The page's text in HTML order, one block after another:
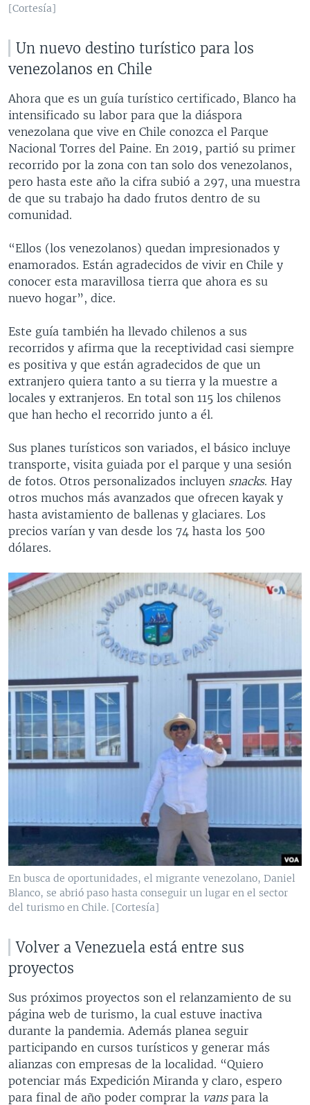
[Cortesía]
Un nuevo destino turístico para los
venezolanos en Chile
Ahora que es un guía turístico certificado, Blanco ha
intensificado su labor para que la diáspora
venezolana que vive en Chile conozca el Parque
Nacional Torres del Paine. En 2019, partió su primer
recorrido por la zona con tan solo dos venezolanos,
pero hasta este año la cifra subió a 297, una muestra
de que su trabajo ha dado frutos dentro de su
comunidad.
“Ellos (los venezolanos) quedan impresionados y
enamorados. Están agradecidos de vivir en Chile y
conocer esta maravillosa tierra que ahora es su
nuevo hogar”, dice.
Este guía también ha llevado chilenos a sus
recorridos y afirma que la receptividad casi siempre
es positiva y que están agradecidos de que un
extranjero quiera tanto a su tierra y la muestre a
locales y extranjeros. En total son 115 los chilenos
que han hecho el recorrido junto a él.
Sus planes turísticos son variados, el básico incluye
transporte, visita guiada por el parque y una sesión
de fotos. Otros personalizados incluyen snacks. Hay
otros muchos más avanzados que ofrecen kayak y
hasta avistamiento de ballenas y glaciares. Los
precios varían y van desde los 74 hasta los 500
dólares.
En busca de oportunidades, el migrante venezolano, Daniel
Blanco, se abrió paso hasta conseguir un lugar en el sector
del turismo en Chile. [Cortesía]
Volver a Venezuela está entre sus
proyectos
Sus próximos proyectos son el relanzamiento de su
página web de turismo, la cual estuve inactiva
durante la pandemia. Además planea seguir
participando en cursos turísticos y generar más
alianzas con empresas de la localidad. “Quiero
potenciar más Expedición Miranda y claro, espero
para final de año poder comprar la vanspara la